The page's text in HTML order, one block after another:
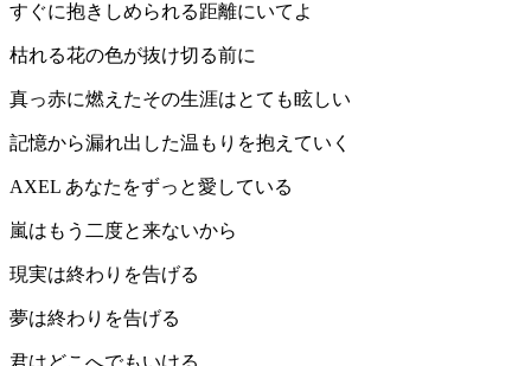
すぐに抱きしめられる距離にいてよ
枯れる花の色が抜け切る前に
真っ赤に燃えたその生涯はとても眩しい
記憶から漏れ出した温もりを抱えていく
AXEL あなたをずっと愛している
嵐はもう二度と来ないから
現実は終わりを告げる
夢は終わりを告げる